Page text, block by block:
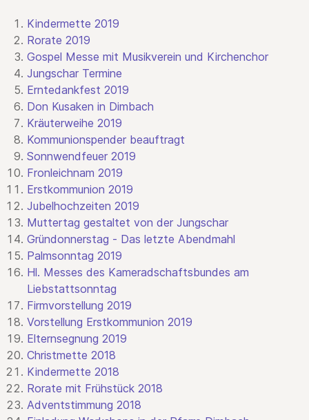
Kindermette 2019
Rorate 2019
Gospel Messe mit Musikverein und Kirchenchor
Jungschar Termine
Erntedankfest 2019
Don Kusaken in Dimbach
Kräuterweihe 2019
Kommunionspender beauftragt
Sonnwendfeuer 2019
Fronleichnam 2019
Erstkommunion 2019
Jubelhochzeiten 2019
Muttertag gestaltet von der Jungschar
Gründonnerstag - Das letzte Abendmahl
Palmsonntag 2019
Hl. Messes des Kameradschaftsbundes am
Liebstattsonntag
Firmvorstellung 2019
Vorstellung Erstkommunion 2019
Elternsegnung 2019
Christmette 2018
Kindermette 2018
Rorate mit Frühstück 2018
Adventstimmung 2018